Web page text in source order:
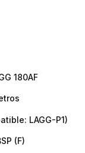
180AF
LAGG-P1)
(F)